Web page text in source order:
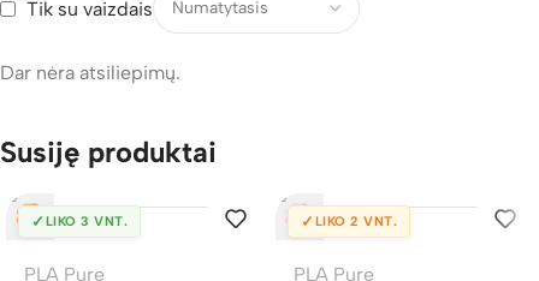
Tik su vaizdais
Dar nėra atsiliepimų.
Susiję produktai
✓ LIKO 3 VNT.
PLA Pure
✓ LIKO 2 VNT.
PLA Pure